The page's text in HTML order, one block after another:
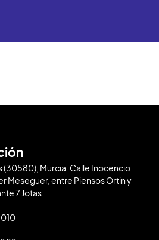
(30580), Murcia. Calle Inocencio
Meseguer, entre Piensos Ortin y
7 Jotas.